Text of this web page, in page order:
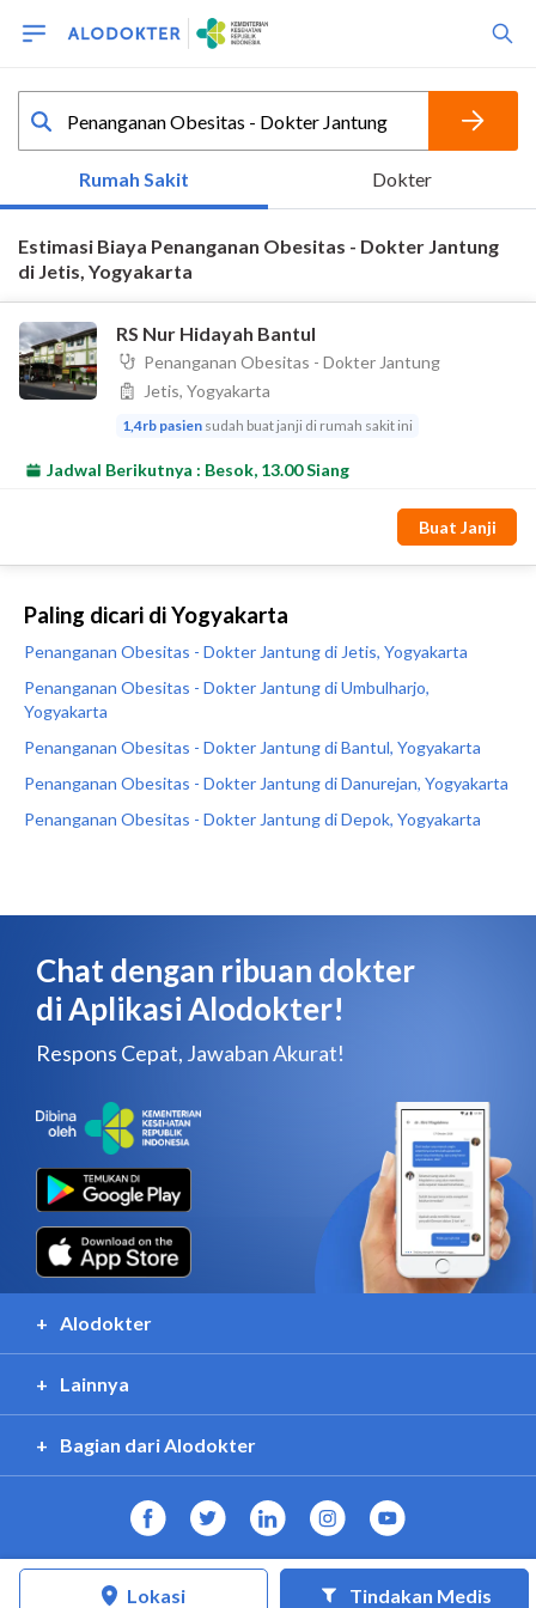
Paling dicari di Yogyakarta
Penanganan Obesitas - Dokter Jantung di Jetis, Yogyakarta
Penanganan Obesitas - Dokter Jantung di Umbulharjo,
Yogyakarta
Penanganan Obesitas - Dokter Jantung di Bantul, Yogyakarta
Penanganan Obesitas - Dokter Jantung di Danurejan, Yogyakarta
Penanganan Obesitas - Dokter Jantung di Depok, Yogyakarta